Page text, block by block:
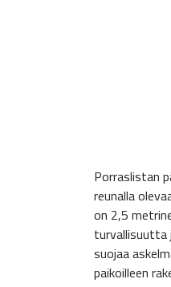
Porraslistan
reunalla
on 2,5
turvallisuutta
suojaa
paikoilleen